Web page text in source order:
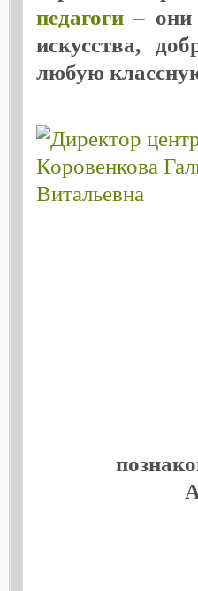
педагоги– они
искусства,
любую